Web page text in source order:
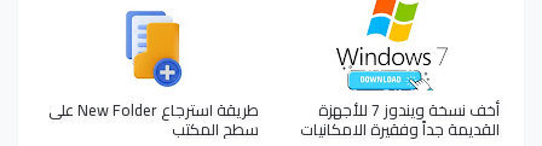
أخف نسخة ويندوز 7 للأجهزة
القديمة جداً وفقيرة الامكانيات
طريقة استرجاع New Folder على
سطح المكتب